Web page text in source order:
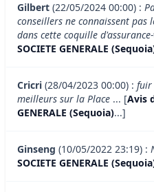
Gilbert (22/05/2024 00:00) :
conseillers ne connaissent pas
dans cette coquille
SOCIETE GENERALE
Cricri (28/04/2023 00:00) : fuir
meilleurs sur la Place ... [Avis
GENERALE (Sequoia)...]
Ginseng (10/05/2022 23:19) :
SOCIETE GENERALE